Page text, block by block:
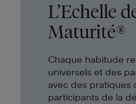
L’Echelle
Maturité®
Chaque habitude
universels et des
avec des pratiques
participants de la